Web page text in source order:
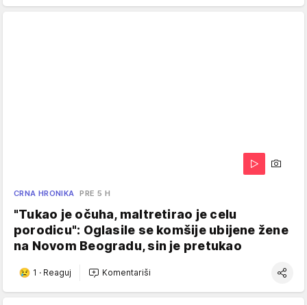
CRNA HRONIKA PRE 5 H
"Tukao je očuha, maltretirao je celu
porodicu": Oglasile se komšije ubijene žene
na Novom Beogradu, sin je pretukao
1 · Reaguj Komentariši